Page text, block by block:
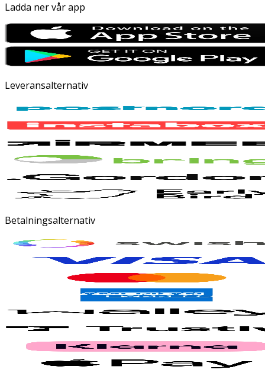
Ladda ner vår app
Leveransalternativ
Betalningsalternativ